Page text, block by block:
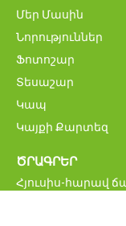
Մեր Մասին
Նորություններ
Ֆոտոշար
Տեսաշար
Կապ
Կայքի Քարտեզ
ԾՐԱԳՐԵՐ
Հյուսիս-հարավ